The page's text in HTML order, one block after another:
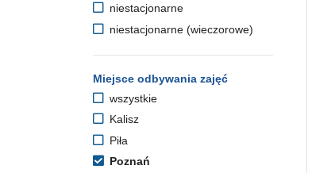
niestacjonarne
niestacjonarne (wieczorowe)
Miejsce odbywania zajęć
wszystkie
Kalisz
Piła
Poznań